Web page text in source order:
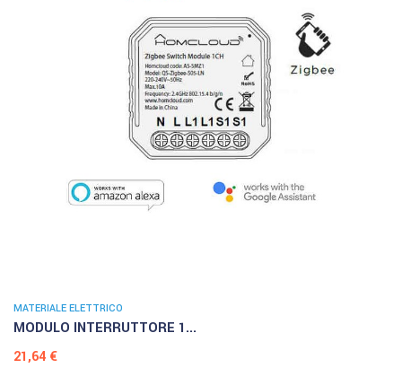
MATERIALE ELETTRICO
MODULO INTERRUTTORE 1...
Prezzo
21,64 €